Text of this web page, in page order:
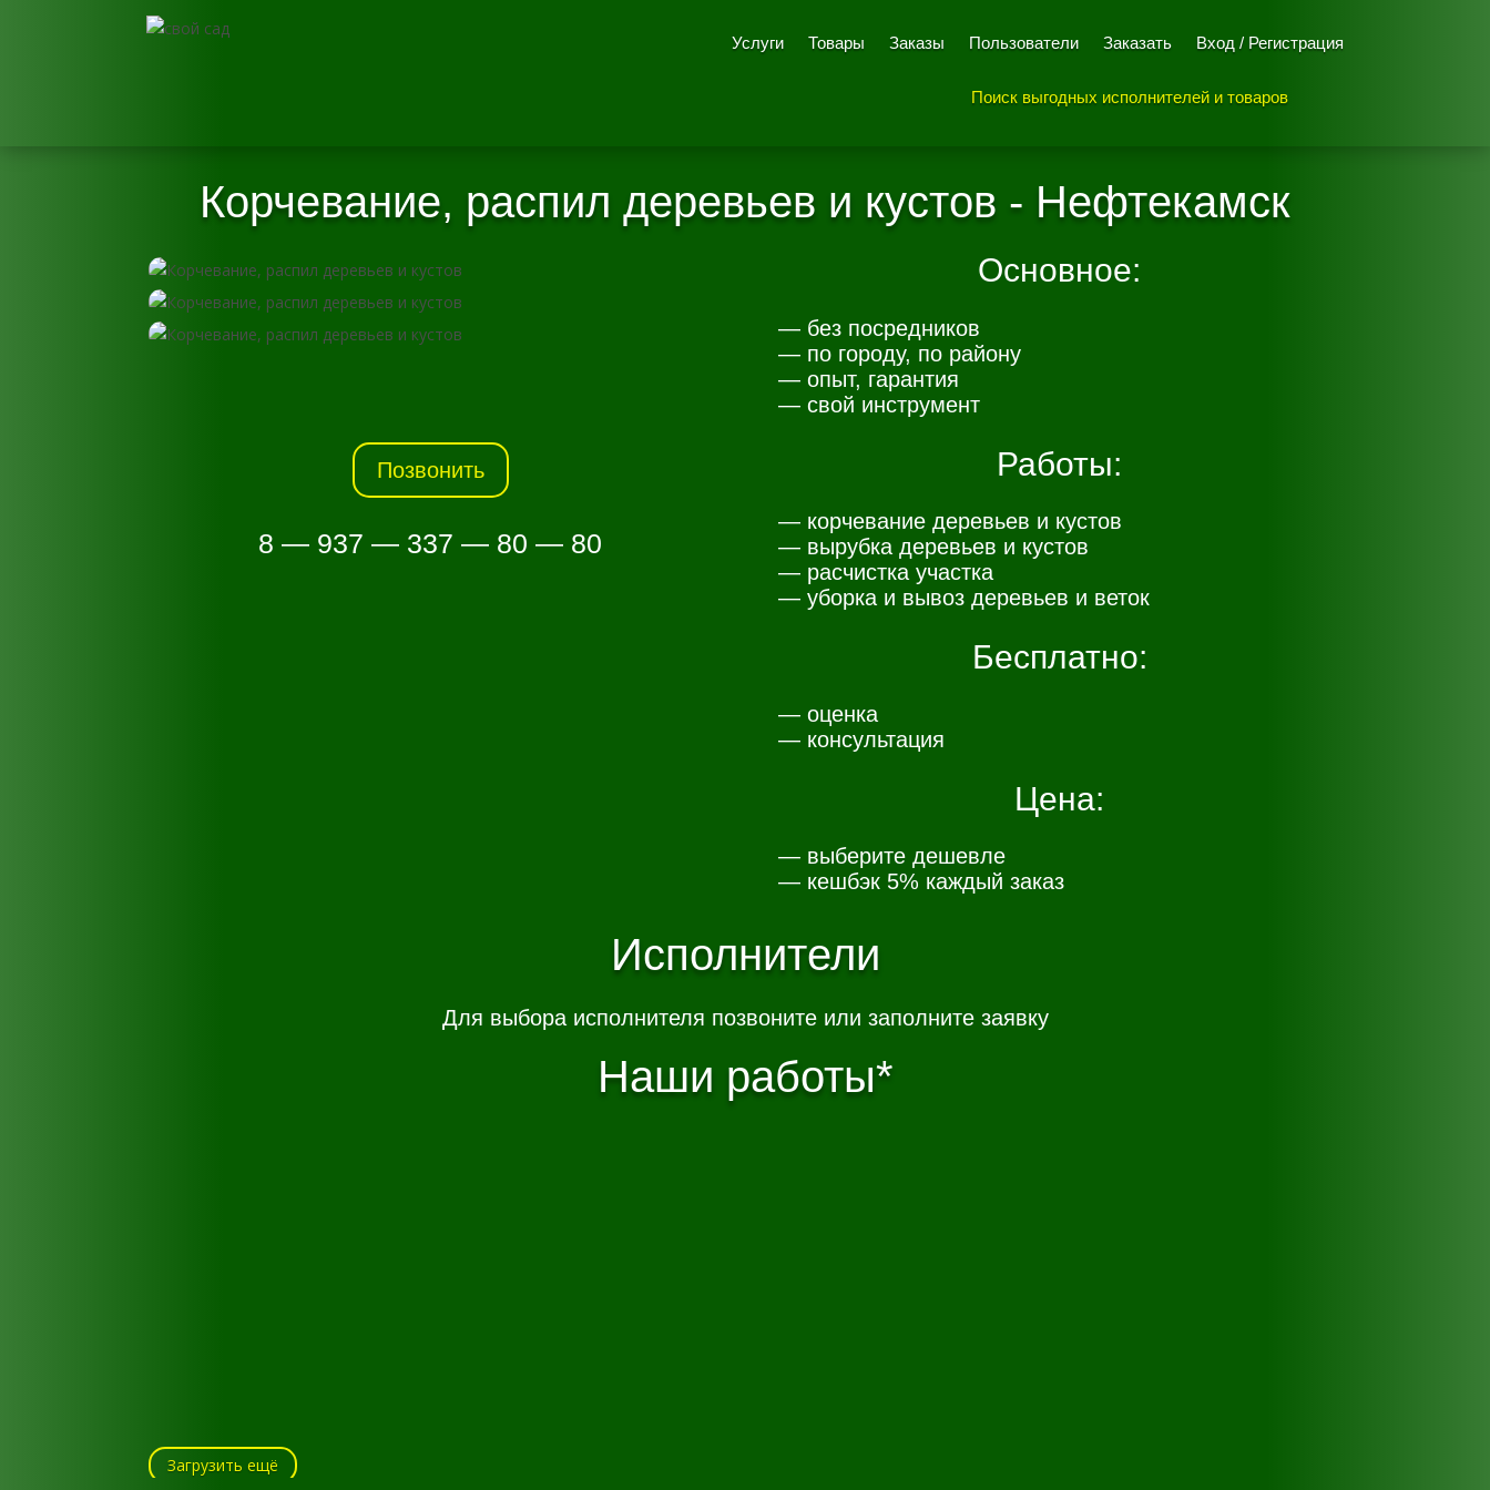
Услуги Товары Заказы Пользователи Заказать Вход / Регистрация
Поиск выгодных исполнителей и товаров
Корчевание, распил деревьев и кустов - Нефтекамск
Позвонить
8 — 937 — 337 — 80 — 80
Основное:
— без посредников
— по городу, по району
— опыт, гарантия
— свой инструмент
Работы:
— корчевание деревьев и кустов
— вырубка деревьев и кустов
— расчистка участка
— уборка и вывоз деревьев и веток
Бесплатно:
— оценка
— консультация
Цена:
— выберите дешевле
— кешбэк 5% каждый заказ
Исполнители
Для выбора исполнителя позвоните или заполните заявку
Наши работы*
Загрузить ещё